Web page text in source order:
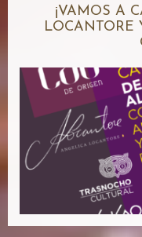
¡VAMOS A
LOCANTORE